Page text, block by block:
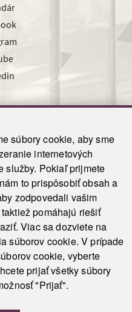
súbory cookie, aby sme
internetových
služby. Pokiaľ prijmete
to prispôsobiť obsah a
zodpovedali vašim
pomáhajú riešiť
Viac sa dozviete na
súborov cookie. V prípade
cookie, vyberte
prijať všetky súbory
"Prijať".
| Ochrana osobných údajov
|
Admin
Google Privacy Policy and Terms of
apply.